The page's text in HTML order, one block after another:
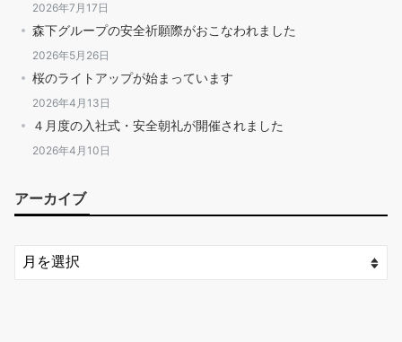
2026年7月17日
森下グループの安全祈願際がおこなわれました
2026年5月26日
桜のライトアップが始まっています
2026年4月13日
４月度の入社式・安全朝礼が開催されました
2026年4月10日
アーカイブ